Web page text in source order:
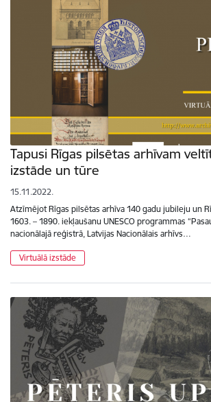
Tapusi Rīgas pilsētas arhīvam
izstāde un tūre
15.11.2022.
Atzīmējot Rīgas pilsētas arhīva 140 gadu jubileju un
1603. – 1890. iekļaušanu UNESCO programmas
nacionālajā reģistrā, Latvijas Nacionālais arhīvs…
Virtuālā izstāde